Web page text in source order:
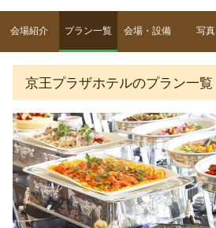
会場紹介 プラン一覧 会場・設備 写真
京王プラザホテルのプラン一覧